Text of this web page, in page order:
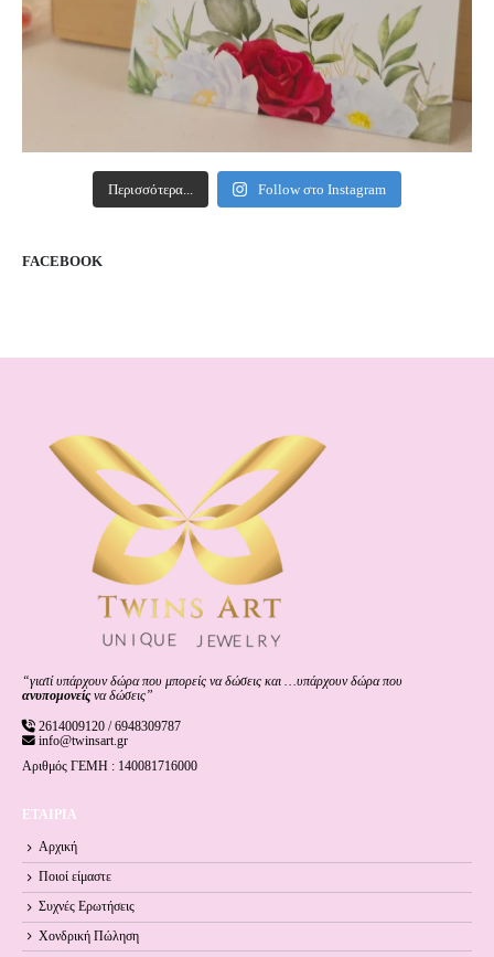
Περισσότερα... Follow στο Instagram
FACEBOOK
“γιατί υπάρχουν δώρα που μπορείς να δώσεις και …υπάρχουν δώρα που
ανυπομονείςνα δώσεις”
2614009120 / 6948309787
info@twinsart.gr
Αριθμός ΓΕΜΗ : 140081716000
ΕΤΑΙΡΙΑ
Αρχική
Ποιοί είμαστε
Συχνές Ερωτήσεις
Χονδρική Πώληση